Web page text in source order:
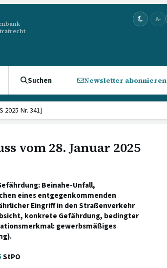
A-
Suchen Newsletter abonnieren
2025 Nr. 341]
vom 28. Januar 2025
Beinahe-Unfall,
eines entgegenkommenden
Eingriff in den Straßenverkehr
konkrete Gefährdung, bedingter
gewerbsmäßiges
StPO